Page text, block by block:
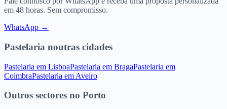
em 48 horas. Sem compromisso.
WhatsApp →
Pastelaria noutras cidades
Pastelaria em LisboaPastelaria em BragaPastelaria em
CoimbraPastelaria em Aveiro
Outros sectores no Porto